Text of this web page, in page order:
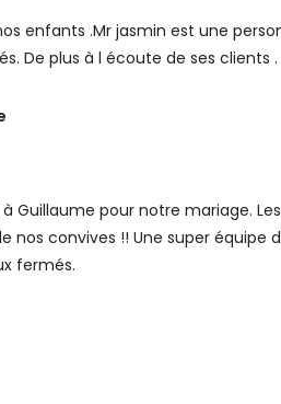
enfants .Mr jasmin est une
De plus à l écoute de ses clients .
Guillaume pour notre mariage.
nos convives !! Une super
fermés.